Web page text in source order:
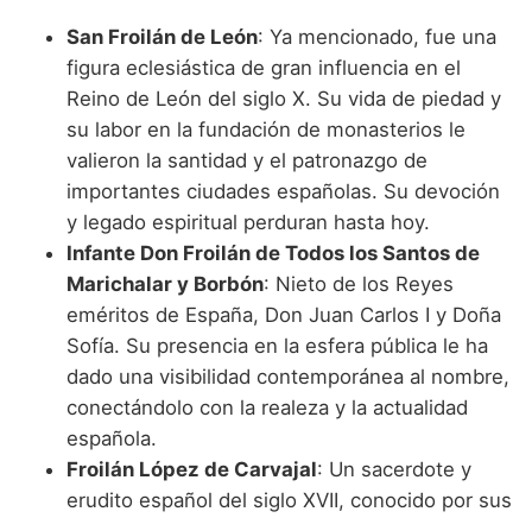
San Froilán de León: Ya mencionado, fue una
figura eclesiástica de gran influencia en el
Reino de León del siglo X. Su vida de piedad y
su labor en la fundación de monasterios le
valieron la santidad y el patronazgo de
importantes ciudades españolas. Su devoción
y legado espiritual perduran hasta hoy.
Infante Don Froilán de Todos los Santos de
Marichalar y Borbón: Nieto de los Reyes
eméritos de España, Don Juan Carlos I y Doña
Sofía. Su presencia en la esfera pública le ha
dado una visibilidad contemporánea al nombre,
conectándolo con la realeza y la actualidad
española.
Froilán López de Carvajal: Un sacerdote y
erudito español del siglo XVII, conocido por sus